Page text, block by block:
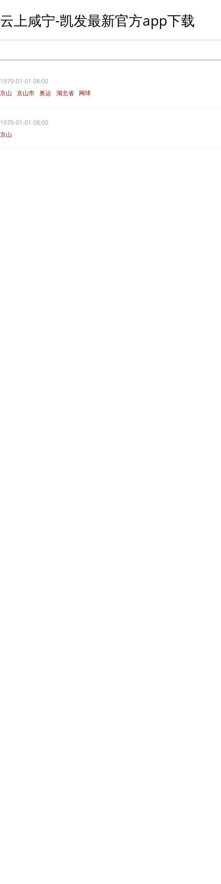
云上咸宁-凯发最新官方app下载
1970-01-01 08:00
京山
京山市 奥运 湖北省 网球
1970-01-01 08:00
京山